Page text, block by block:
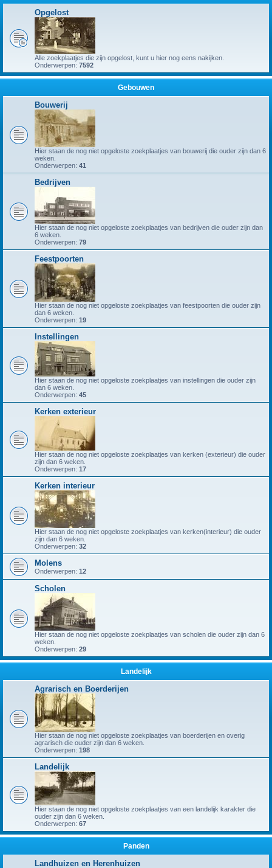
Opgelost
Alle zoekplaatjes die zijn opgelost, kunt u hier nog eens nakijken.
Onderwerpen: 7592
Gebouwen
Bouwerij
Hier staan de nog niet opgeloste zoekplaatjes van bouwerij die ouder zijn dan 6
weken.
Onderwerpen: 41
Bedrijven
Hier staan de nog niet opgeloste zoekplaatjes van bedrijven die ouder zijn dan
6 weken.
Onderwerpen: 79
Feestpoorten
Hier staan de nog niet opgeloste zoekplaatjes van feestpoorten die ouder zijn
dan 6 weken.
Onderwerpen: 19
Instellingen
Hier staan de nog niet opgeloste zoekplaatjes van instellingen die ouder zijn
dan 6 weken.
Onderwerpen: 45
Kerken exterieur
Hier staan de nog niet opgeloste zoekplaatjes van kerken (exterieur) die ouder
zijn dan 6 weken.
Onderwerpen: 17
Kerken interieur
Hier staan de nog niet opgeloste zoekplaatjes van kerken(interieur) die ouder
zijn dan 6 weken.
Onderwerpen: 32
Molens
Onderwerpen: 12
Scholen
Hier staan de nog niet opgeloste zoekplaatjes van scholen die ouder zijn dan 6
weken.
Onderwerpen: 29
Landelijk
Agrarisch en Boerderijen
Hier staan de nog niet opgeloste zoekplaatjes van boerderijen en overig
agrarisch die ouder zijn dan 6 weken.
Onderwerpen: 198
Landelijk
Hier staan de nog niet opgeloste zoekplaatjes van een landelijk karakter die
ouder zijn dan 6 weken.
Onderwerpen: 67
Panden
Landhuizen en Herenhuizen